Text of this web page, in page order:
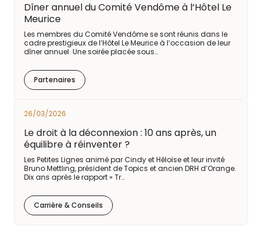
Dîner annuel du Comité Vendôme à l’Hôtel Le
Meurice
Les membres du Comité Vendôme se sont réunis dans le
cadre prestigieux de l’Hôtel Le Meurice à l’occasion de leur
dîner annuel. Une soirée placée sous…
Partenaires
26/03/2026
Le droit à la déconnexion : 10 ans après, un
équilibre à réinventer ?
Les Petites Lignes animé par Cindy et Héloïse et leur invité
Bruno Mettling, président de Topics et ancien DRH d’Orange.
Dix ans après le rapport « Tr…
Carrière & Conseils